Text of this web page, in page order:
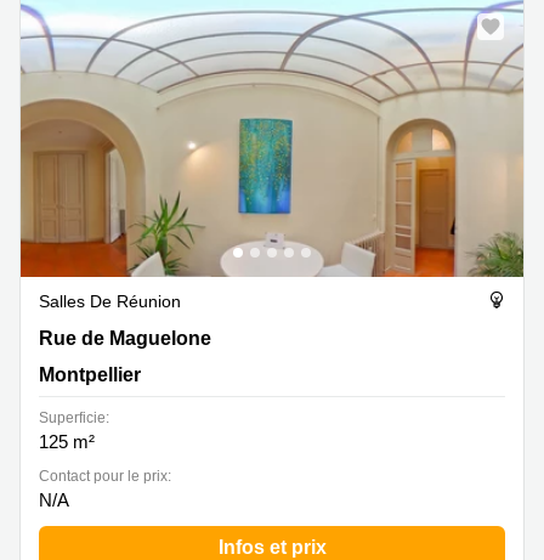
Salles De Réunion
Rue de Maguelone 4, Montpellier
Rue de Maguelone
Montpellier
Superficie:
125 m²
Contact pour le prix:
N/A
Infos et prix